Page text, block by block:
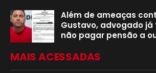
Além de ameaças
Gustavo, advogado já
não pagar pensão a
MAIS ACESSADAS